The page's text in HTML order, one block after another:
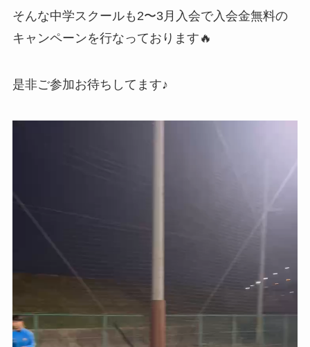
そんな中学スクールも2〜3月入会で入会金無料の
キャンペーンを行なっております🔥
是非ご参加お待ちしてます♪